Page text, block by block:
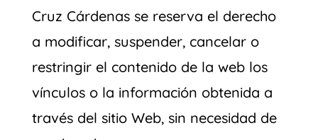
Cruz Cárdenas se reserva el derecho
a modificar, suspender, cancelar o
restringir el contenido de la web los
vínculos o la información obtenida a
través del sitio Web, sin necesidad de